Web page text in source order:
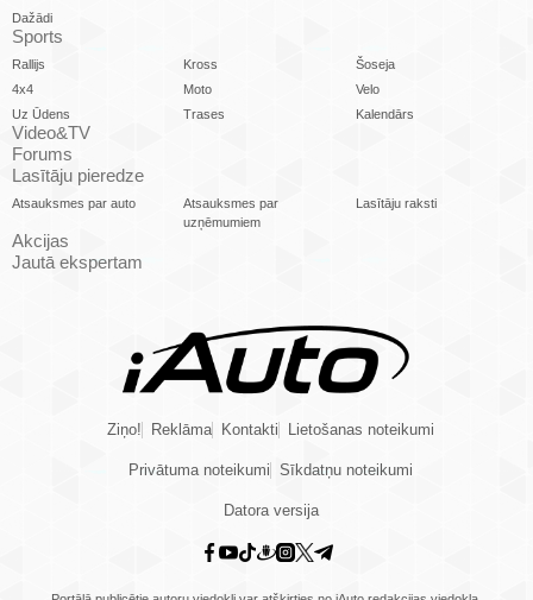
Dažādi
Sports
Rallijs Kross
Šoseja
4x4
Moto
Velo
Uz Ūdens
Trases Kalendārs
Video&TV
Forums
Lasītāju pieredze
Atsauksmes par auto
Atsauksmes par
uzņēmumiem
Lasītāju raksti
Akcijas
Jautā ekspertam
Ziņo! Reklāma Kontakti Lietošanas noteikumi
Privātuma noteikumi Sīkdatņu noteikumi
Datora versija